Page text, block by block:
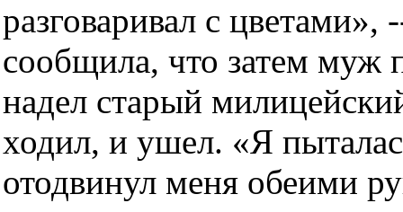
разговаривал с
сообщила, что затем муж
надел старый
ходил, и ушел. «Я
отодвинул меня обеими